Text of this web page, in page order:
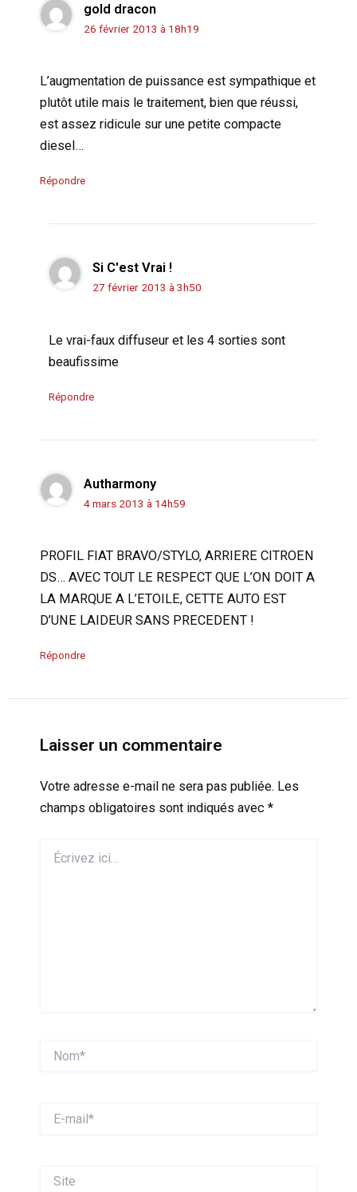
gold dracon
26 février 2013 à 18h19
L’augmentation de puissance est sympathique et
plutôt utile mais le traitement, bien que réussi,
est assez ridicule sur une petite compacte
diesel…
Répondre
Si C'est Vrai !
27 février 2013 à 3h50
Le vrai-faux diffuseur et les 4 sorties sont
beaufissime
Répondre
Autharmony
4 mars 2013 à 14h59
PROFIL FIAT BRAVO/STYLO, ARRIERE CITROEN
DS… AVEC TOUT LE RESPECT QUE L’ON DOIT A
LA MARQUE A L’ETOILE, CETTE AUTO EST
D’UNE LAIDEUR SANS PRECEDENT !
Répondre
Laisser un commentaire
Votre adresse e-mail ne sera pas publiée. Les
champs obligatoires sont indiqués avec *
ici…
mail*